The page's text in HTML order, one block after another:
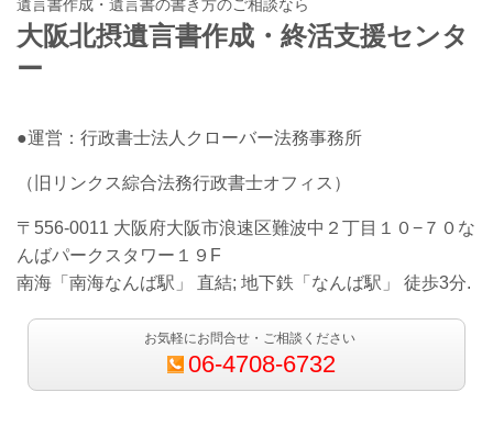
遺言書作成・遺言書の書き方のご相談なら
大阪北摂遺言書作成・終活支援センタ
ー
●運営：行政書士法人クローバー法務事務所
（旧リンクス綜合法務行政書士オフィス）
〒556-0011 大阪府大阪市浪速区難波中２丁目１０−７０な
んばパークスタワー１９F
南海「南海なんば駅」 直結; 地下鉄「なんば駅」 徒歩3分.
お気軽にお問合せ・ご相談ください
06-4708-6732